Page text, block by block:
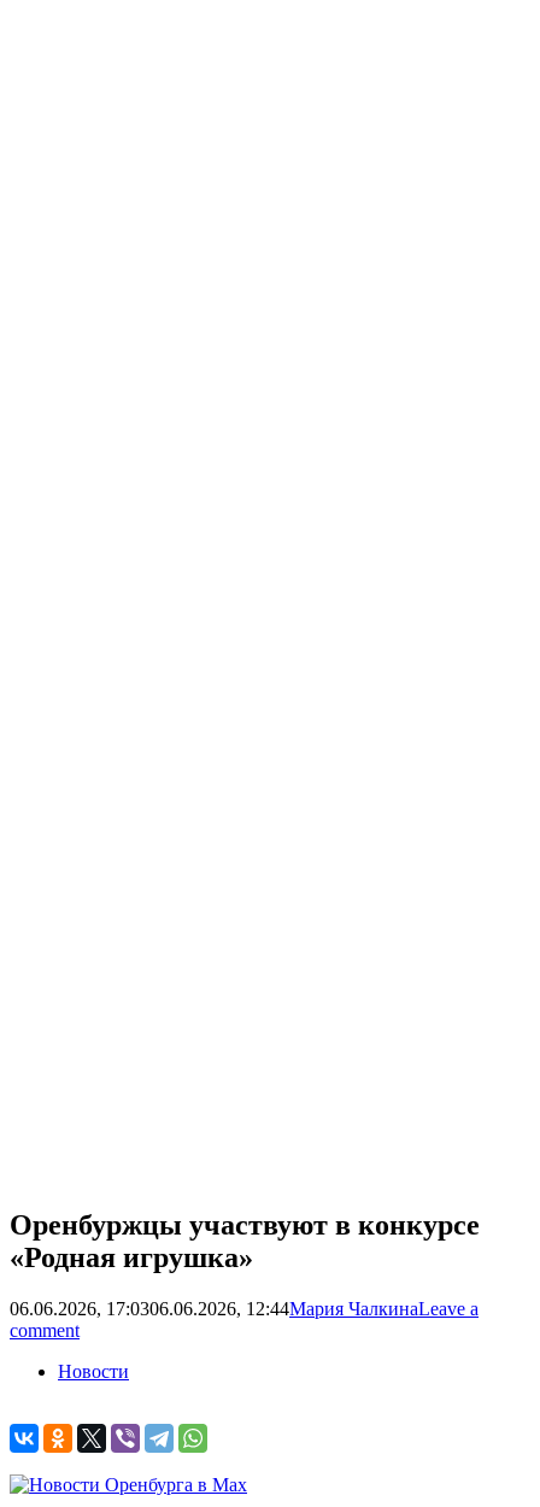
Оренбуржцы участвуют в конкурсе
«Родная игрушка»
06.06.2026, 17:0306.06.2026, 12:44Мария ЧалкинаLeave a
comment
Новости